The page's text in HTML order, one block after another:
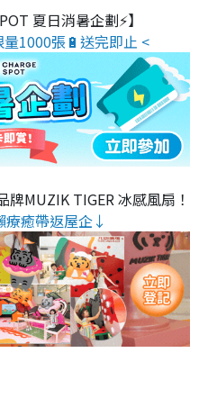
夏日消暑企劃⚡】
1000張🔋送完即止 <
牌MUZIK TIGER 冰感風扇！
療癒帶返屋企↓